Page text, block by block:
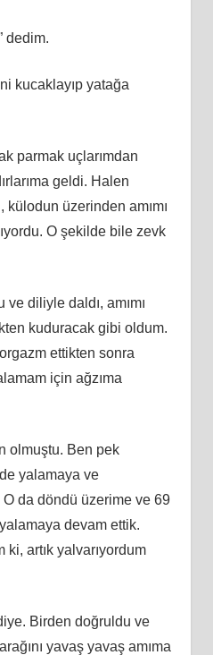
dedim.
kucaklayıp yatağa
parmak uçlarımdan
geldi. Halen
külodun üzerinden amımı
O şekilde bile zevk
ve diliyle daldı, amımı
kuduracak gibi oldum.
ettikten sonra
için ağzıma
olmuştu. Ben pek
yalamaya ve
O da döndü üzerime ve 69
devam ettik.
artık yalvarıyordum
Birden doğruldu ve
yavaş yavaş amıma